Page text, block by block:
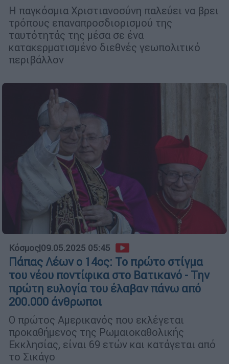
Η παγκόσμια Χριστιανοσύνη παλεύει να βρει
τρόπους επαναπροσδιορισμού της
ταυτότητάς της μέσα σε ένα
κατακερματισμένο διεθνές γεωπολιτικό
περιβάλλον
Κόσμος|09.05.2025 05:45
Πάπας Λέων ο 14ος: Το πρώτο στίγμα
του νέου ποντίφικα στο Βατικανό - Την
πρώτη ευλογία του έλαβαν πάνω από
200.000 άνθρωποι
Ο πρώτος Αμερικανός που εκλέγεται
προκαθήμενος της Ρωμαιοκαθολικής
Εκκλησίας, είναι 69 ετών και κατάγεται από
το Σικάγο